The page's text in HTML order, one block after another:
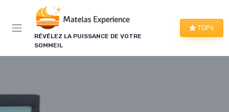
RÉVÉLEZ LA PUISSANCE DE VOTRE
SOMMEIL
TOPs
Panneau de gestion des cookies